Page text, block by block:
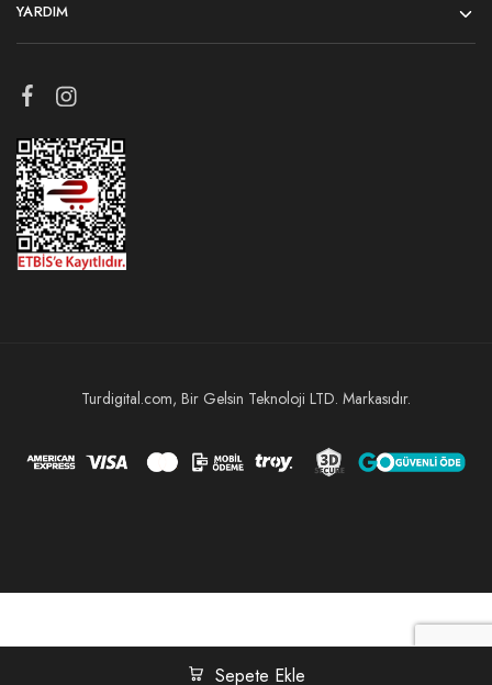
YARDIM
Turdigital.com, Bir Gelsin Teknoloji LTD. Markasıdır.
Sepete Ekle